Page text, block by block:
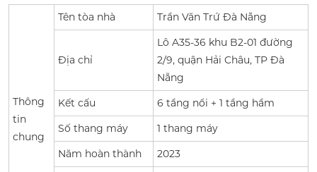
Thông
tin
chung
Tên tòa nhà Trần Văn Trứ Đà Nẵng
Địa chỉ
Lô A35-36 khu B2-01 đường
2/9, quận Hải Châu, TP Đà
Nẵng
Kết cấu
6 tầng nổi + 1 tầng hầm
Số thang máy
1 thang máy
Năm hoàn thành
2023